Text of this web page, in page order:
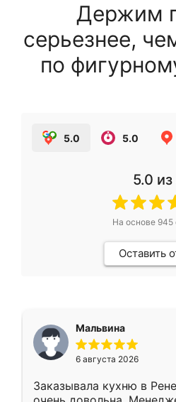
Держим
серьезнее,
по
5.0 5.0
5.0 из
На основе 945
Оставить
Мальвина
6 августа 2026
Заказывала кухню в